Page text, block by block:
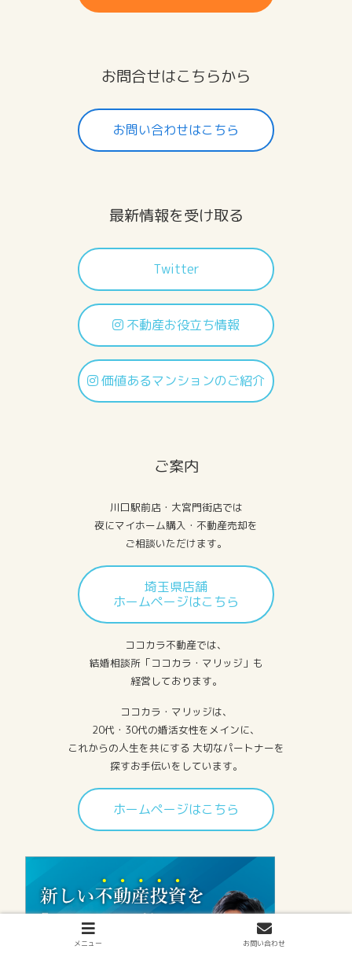
お問合せはこちらから
お問い合わせはこちら
最新情報を受け取る
Twitter
不動産お役立ち情報
価値あるマンションのご紹介
ご案内
川口駅前店・大宮門街店では
夜にマイホーム購入・不動産売却を
ご相談いただけます。
埼玉県店舗
ホームページはこちら
ココカラ不動産では、
結婚相談所「ココカラ・マリッジ」も
経営しております。
ココカラ・マリッジは、
20代・30代の婚活女性をメインに、
これからの人生を共にする 大切なパートナーを
探すお手伝いをしています。
ホームページはこちら
メニュー お問い合わせ